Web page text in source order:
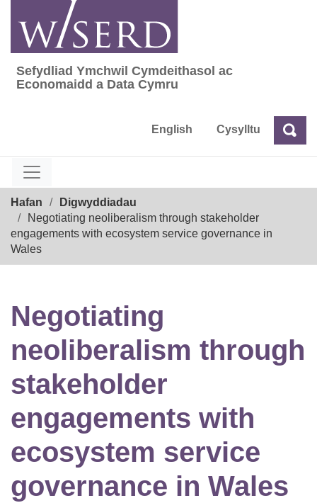
content
Sefydliad Ymchwil Cymdeithasol ac
Sefydliad Ymchwil Cymdeithasol ac
Economaidd a Data Cymru
English Cysylltu Chwilio
Hafan
Digwyddiadau
Negotiating neoliberalism through stakeholder
engagements with ecosystem service governance in
Wales
Negotiating
neoliberalism through
stakeholder
engagements with
ecosystem service
governance in Wales